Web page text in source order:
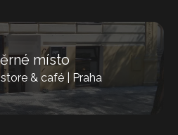
místo
& café | Praha